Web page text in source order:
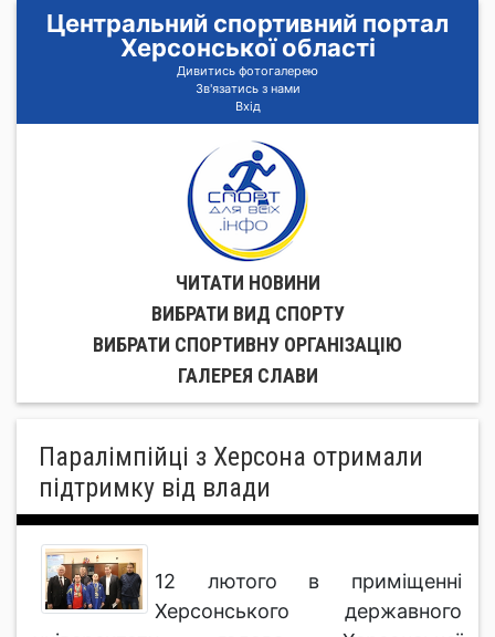
Центральний спортивний портал
Херсонської області
Дивитись фотогалерею
Зв'язатись з нами
Вхід
ЧИТАТИ НОВИНИ
ВИБРАТИ ВИД СПОРТУ
ВИБРАТИ СПОРТИВНУ ОРГАНIЗАЦIЮ
ГАЛЕРЕЯ СЛАВИ
Паралімпійці з Херсона отримали
підтримку від влади
12 лютого в приміщенні
Херсонського державного